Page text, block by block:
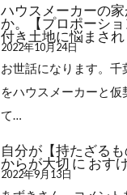
ハウスメーカーの
か。【プロポーショ
付き土地に悩まさ
2022年10月24日
お世話になります。
をハウスメーカーと
て…
自分が【持たざる
からが大切におす
2022年9月13日